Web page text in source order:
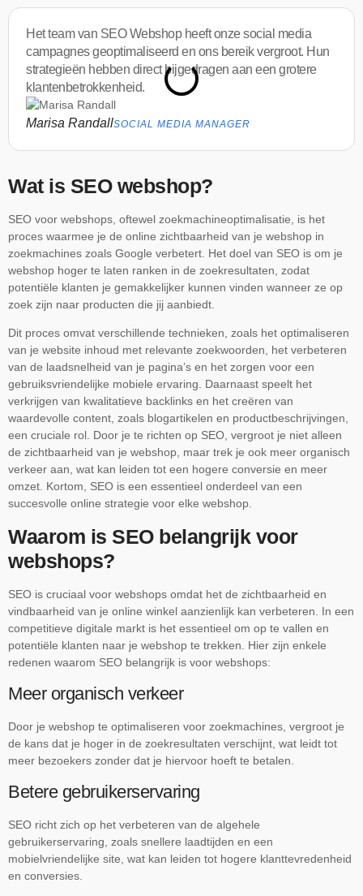
Het team van SEO Webshop heeft onze social media
campagnes geoptimaliseerd en ons bereik vergroot. Hun
strategieën hebben direct bijgedragen aan een grotere
klantenbetrokkenheid.
Marisa RandallSOCIAL MEDIA MANAGER
Wat is SEO webshop?
SEO voor webshops, oftewel zoekmachineoptimalisatie, is het
proces waarmee je de online zichtbaarheid van je webshop in
zoekmachines zoals Google verbetert. Het doel van SEO is om je
webshop hoger te laten ranken in de zoekresultaten, zodat
potentiële klanten je gemakkelijker kunnen vinden wanneer ze op
zoek zijn naar producten die jij aanbiedt.
Dit proces omvat verschillende technieken, zoals het optimaliseren
van je website inhoud met relevante zoekwoorden, het verbeteren
van de laadsnelheid van je pagina’s en het zorgen voor een
gebruiksvriendelijke mobiele ervaring. Daarnaast speelt het
verkrijgen van kwalitatieve backlinks en het creëren van
waardevolle content, zoals blogartikelen en productbeschrijvingen,
een cruciale rol. Door je te richten op SEO, vergroot je niet alleen
de zichtbaarheid van je webshop, maar trek je ook meer organisch
verkeer aan, wat kan leiden tot een hogere conversie en meer
omzet. Kortom, SEO is een essentieel onderdeel van een
succesvolle online strategie voor elke webshop.
Waarom is SEO belangrijk voor
webshops?
SEO is cruciaal voor webshops omdat het de zichtbaarheid en
vindbaarheid van je online winkel aanzienlijk kan verbeteren. In een
competitieve digitale markt is het essentieel om op te vallen en
potentiële klanten naar je webshop te trekken. Hier zijn enkele
redenen waarom SEO belangrijk is voor webshops:
Meer organisch verkeer
Door je webshop te optimaliseren voor zoekmachines, vergroot je
de kans dat je hoger in de zoekresultaten verschijnt, wat leidt tot
meer bezoekers zonder dat je hiervoor hoeft te betalen.
Betere gebruikerservaring
SEO richt zich op het verbeteren van de algehele
gebruikerservaring, zoals snellere laadtijden en een
mobielvriendelijke site, wat kan leiden tot hogere klanttevredenheid
en conversies.